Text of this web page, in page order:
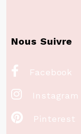
Nous Suivre
 Facebook
 Instagram
 Pinterest